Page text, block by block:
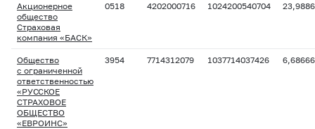
Акционерное
общество
Страховая
компания «БАСК»
0518 4202000716 1024200540704
Общество
с ограниченной
ответственностью
«РУССКОЕ
СТРАХОВОЕ
ОБЩЕСТВО
«ЕВРОИНС»
3954 7714312079 1037714037426 6,68666